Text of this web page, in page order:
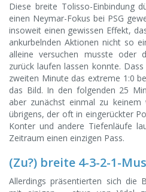
Diese breite Tolisso-Einbindung
einen Neymar-Fokus bei PSG
insoweit einen gewissen Effekt,
ankurbelnden Aktionen nicht so
alleine versuchen musste oder
zurück laufen lassen konnte.
zweiten Minute das extreme 1:0
das Bild. In den folgenden 25
aber zunächst einmal zu keinem
übrigens, der oft in eingerückter
Konter und andere Tiefenläufe
Zeitraum einen einzigen Pass.
(Zu?) breite 4-3-2-1-
Allerdings präsentierten sich die